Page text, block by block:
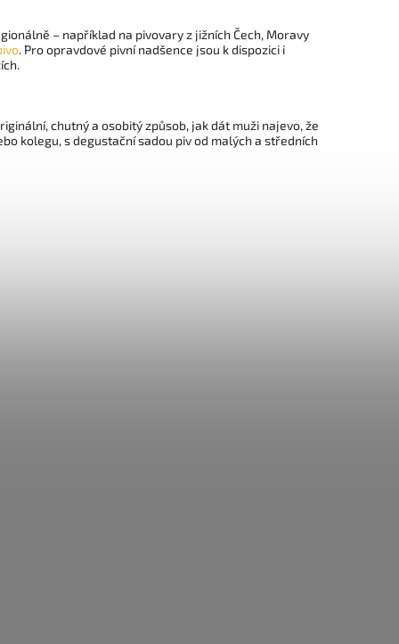
– například na pivovary z jižních Čech, Moravy
. Pro opravdové pivní nadšence jsou k dispozici i
chutný a osobitý způsob, jak dát muži najevo, že
kolegu, s degustační sadou piv od malých a středních